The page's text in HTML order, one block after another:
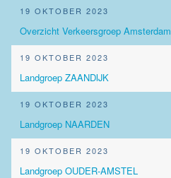
19 OKTOBER 2023
Overzicht Verkeersgroep Amsterdam
19 OKTOBER 2023
Landgroep ZAANDIJK
19 OKTOBER 2023
Landgroep NAARDEN
19 OKTOBER 2023
Landgroep OUDER-AMSTEL